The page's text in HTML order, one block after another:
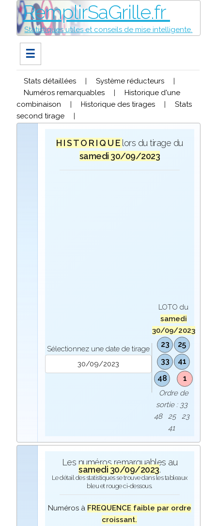
RemplirSaGrille.fr
Statistiques utiles et conseils de mise intelligente.
☰
Stats détaillées | Système réducteurs
|
Numéros remarquables
|
Historique d'une
combinaison
| Historique des tirages |
Stats
second tirage
|
H I S T O R I Q U E lors du tirage du
samedi 30/09/2023
Sélectionnez une date de tirage
LOTO du
samedi
30/09/2023
23
25
33
41
48
1
Ordre de
sortie : 33
48 25 23
41
Les numéros remarquables au
samedi 30/09/2023.
Le détail des statistiques se trouve dans les tableaux
bleu et rouge ci-dessous.
Numéros à FREQUENCE faible par ordre
croissant.